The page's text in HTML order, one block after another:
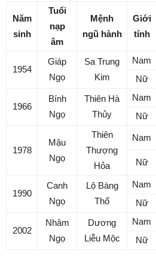
Năm
sinh
Tuổi
nạp
âm
Mệnh
ngũ hành
Giới
tính
1954
Giáp
Ngọ
Sa Trung
Kim
Nam
Nữ
1966
Bính
Ngọ
Thiên Hà
Thủy
Nam
Nữ
1978
Mậu
Ngọ
Thiên
Thượng
Hỏa
Nam
Nữ
1990
Canh
Ngọ
Lộ Bàng
Thổ
Nam
Nữ
2002
Nhâm
Ngọ
Dương
Liễu Mộc
Nam
Nữ